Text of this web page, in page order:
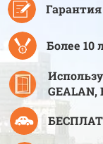
Более 10
GEALAN,